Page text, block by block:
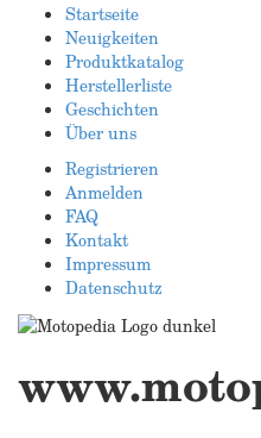
Startseite
Neuigkeiten
Produktkatalog
Herstellerliste
Geschichten
Über uns
Registrieren
Anmelden
FAQ
Kontakt
Impressum
Datenschutz